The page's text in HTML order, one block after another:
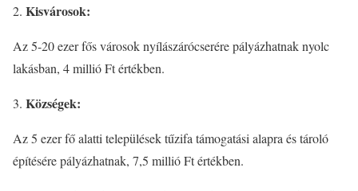
Kisvárosok:
Az 5-20 ezer fős városok nyílászárócserére pályázhatnak nyolc
lakásban, 4 millió Ft értékben.
Községek:
Az 5 ezer fő alatti települések tűzifa támogatási alapra és tároló
építésére pályázhatnak, 7,5 millió Ft értékben.